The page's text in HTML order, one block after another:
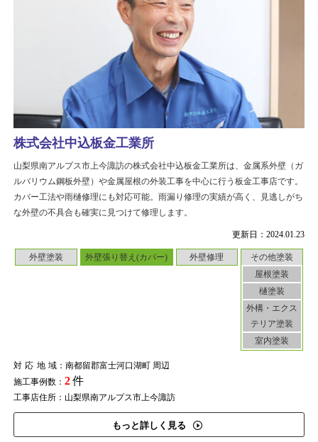
更新日：2024.01.23
外壁塗装 外壁張り替え(カバー) 外壁修理
その他塗装
屋根塗装
樋塗装
外構・エクス
テリア塗装
室内塗装
対応地域：南都留郡富士河口湖町 周辺
施工事例数： 2件
工事店住所：山梨県南アルプス市上今諏訪
もっと詳しく見る
株式会社中込板金工業所
山梨県南アルプス市上今諏訪の株式会社中込板金工業所は、金属系外壁（ガ
ルバリウム鋼板外壁）や金属屋根の外装工事を中心に行う板金工事店です。
カバー工法や雨樋修理にも対応可能。雨漏り修理の実績が高く、見逃しがち
な外壁の不具合も確実に見つけて修理します。